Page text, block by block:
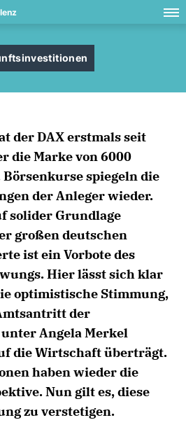
der DAX erstmals seit
die Marke von 6000
spiegeln die
der Anleger wieder.
solider Grundlage
großen deutschen
ist ein Vorbote des
Hier lässt sich klar
optimistische Stimmung,
der
Angela Merkel
die Wirtschaft überträgt.
haben wieder die
Nun gilt es, diese
zu verstetigen.